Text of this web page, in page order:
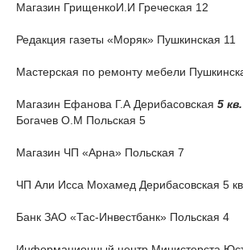
Магазин ГрищенкоИ.И Греческая 12
Редакция газеты «Моряк» Пушкинская 11
Мастерская по ремонту мебели
Магазин Ефанова Г.А Дерибасовская 5
Богачев О.М Польская 5
Магазин ЧП «Арна» Польская 7
ЧП Али Исса Мохамед Дерибасовская 5
Банк ЗАО «Тас-Инвестбанк» Польская 4